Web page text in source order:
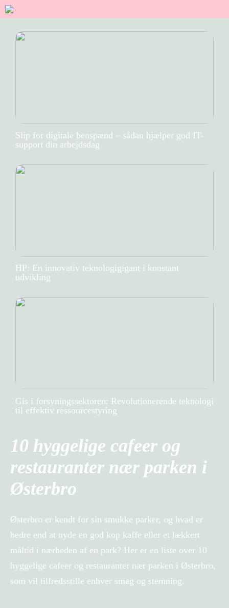
Slip for digitale benspænd – sådan hjælper god IT-
support din arbejdsdag
HP: En innovativ teknologigigant i konstant
udvikling
Gis i forsyningssektoren: Revolutionerende teknologi
til effektiv ressourcestyring
10 hyggelige cafeer og
restauranter nær parken i
Østerbro
Østerbro er kendt for sin smukke parker, og hvad er
bedre end at nyde en god kop kaffe eller et lækkert
måltid i nærheden af ​​en park? Her er en liste over 10
hyggelige cafeer og restauranter nær parken i Østerbro,
som vil tilfredsstille enhver smag og stemning.